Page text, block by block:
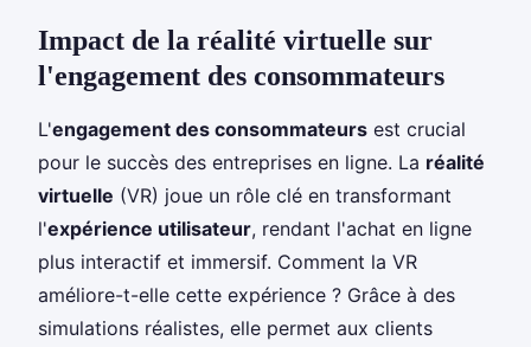
Impact de la réalité virtuelle sur
l'engagement des consommateurs
L'engagement des consommateurs est crucial
pour le succès des entreprises en ligne. La réalité
virtuelle (VR) joue un rôle clé en transformant
l'expérience utilisateur, rendant l'achat en ligne
plus interactif et immersif. Comment la VR
améliore-t-elle cette expérience ? Grâce à des
simulations réalistes, elle permet aux clients